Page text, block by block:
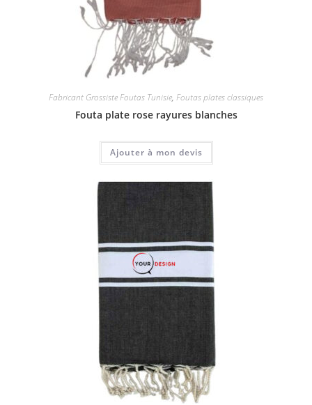
Fabricant Grossiste Foutas Tunisie, Foutas plates classiques
Fouta plate rose rayures blanches
Ajouter à mon devis